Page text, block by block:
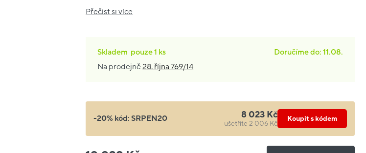
Přečíst si více
Skladem pouze1 ks
Doručíme do: 11.08.
Na prodejně28. října 769/14
-20% kód:SRPEN20 8 023 Kč
ušetříte 2 006 Kč
Koupit s kódem